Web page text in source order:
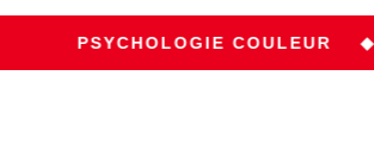
COULEUR ◆ VISIBILITÉ